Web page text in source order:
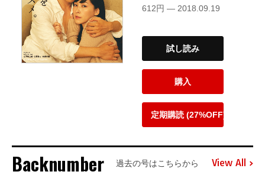
612円 — 2018.09.19
試し読み
購入
定期購読 (27%OFF)
Backnumber 過去の号はこちらから View All